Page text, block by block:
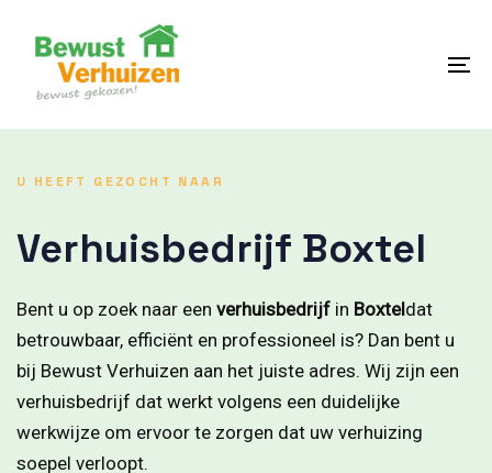
content
U HEEFT GEZOCHT NAAR
Verhuisbedrijf Boxtel
Bent u op zoek naar een verhuisbedrijf in Boxteldat
betrouwbaar, efficiënt en professioneel is? Dan bent u
bij Bewust Verhuizen aan het juiste adres. Wij zijn een
verhuisbedrijf dat werkt volgens een duidelijke
werkwijze om ervoor te zorgen dat uw verhuizing
soepel verloopt.